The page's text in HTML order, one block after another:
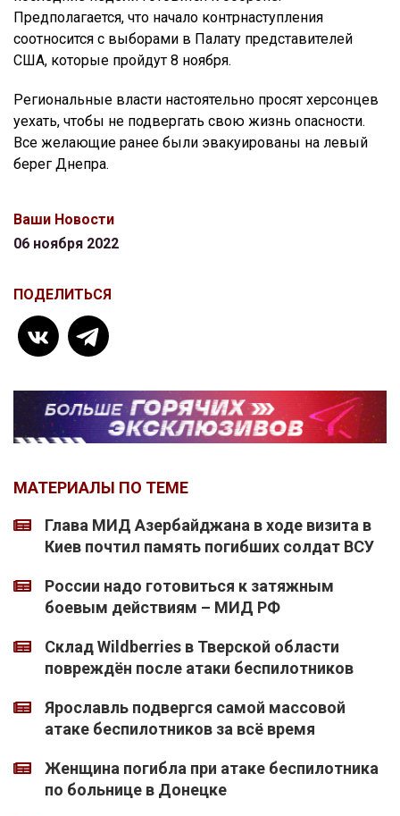
Предполагается, что начало контрнаступления
соотносится с выборами в Палату представителей
США, которые пройдут 8 ноября.
Региональные власти настоятельно просят херсонцев
уехать, чтобы не подвергать свою жизнь опасности.
Все желающие ранее были эвакуированы на левый
берег Днепра.
Ваши Новости
06 ноября 2022
ПОДЕЛИТЬСЯ
МАТЕРИАЛЫ ПО ТЕМЕ
Глава МИД Азербайджана в ходе визита в
Киев почтил память погибших солдат ВСУ
России надо готовиться к затяжным
боевым действиям – МИД РФ
Склад Wildberries в Тверской области
повреждён после атаки беспилотников
Ярославль подвергся самой массовой
атаке беспилотников за всё время
Женщина погибла при атаке беспилотника
по больнице в Донецке